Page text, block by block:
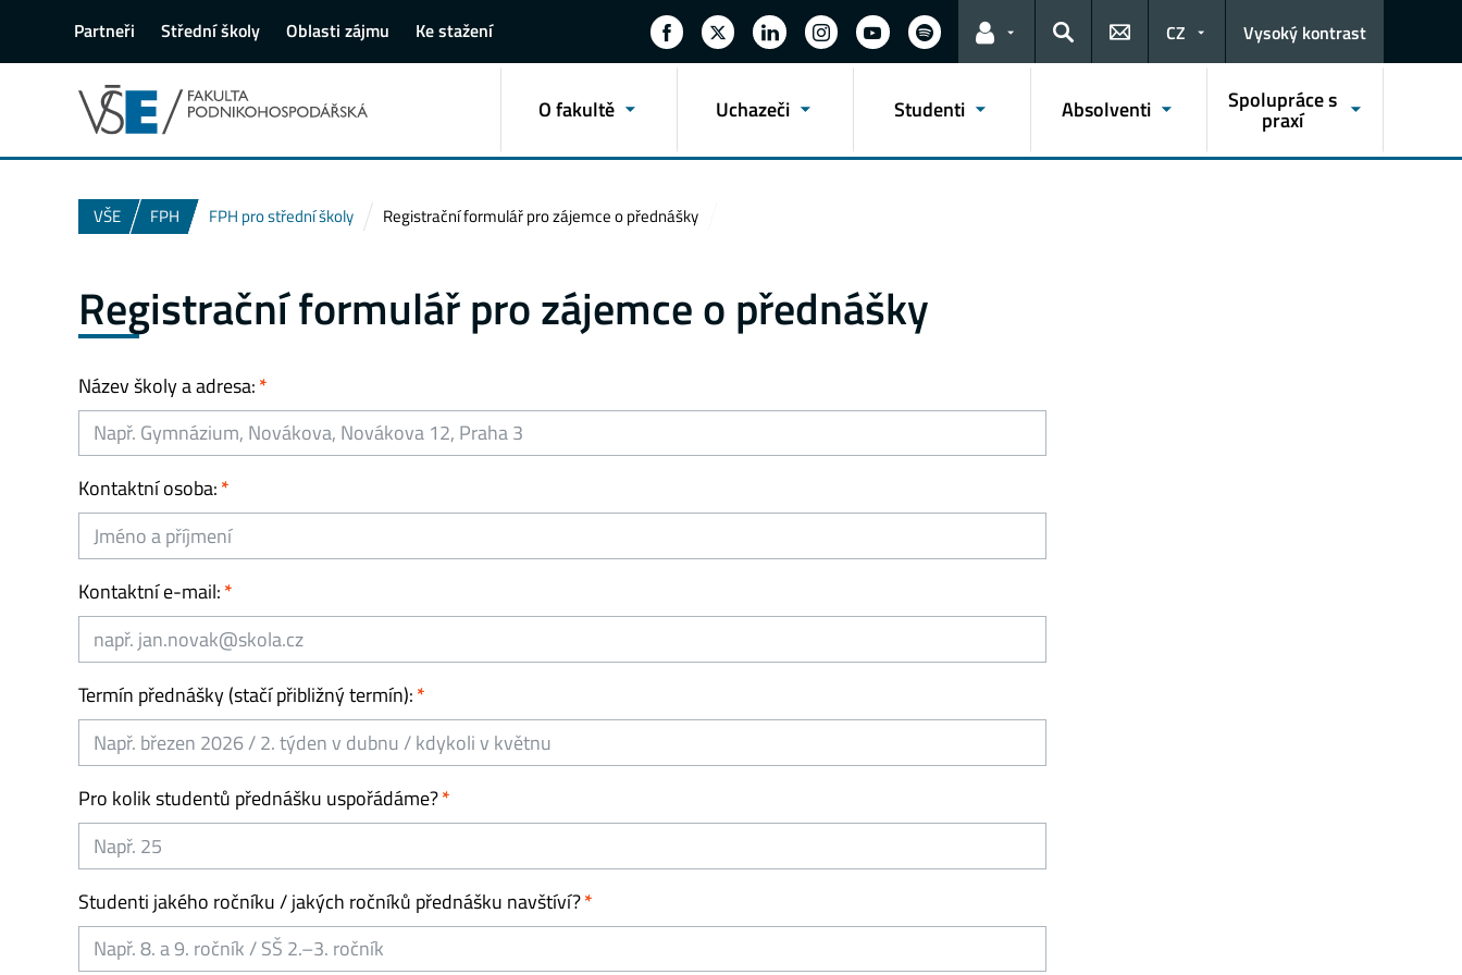
Partneři Střední školy Oblasti zájmu Ke stažení
Odkazy pro uživatele
Hledat
CZ Vysoký kontrast
O fakultě Uchazeči Studenti Absolventi Spolupráce s
praxí
VŠE FPH FPH pro střední školy Registrační formulář pro zájemce o přednášky
Registrační formulář pro zájemce o přednášky
Název školy a adresa:
Kontaktní osoba:
Kontaktní e-mail:
Termín přednášky (stačí přibližný termín):
Pro kolik studentů přednášku uspořádáme?
Studenti jakého ročníku / jakých ročníků přednášku navštíví?